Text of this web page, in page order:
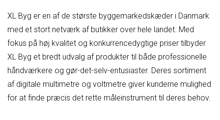
XL Byg er en af de største byggemarkedskæder i Danmark
med et stort netværk af butikker over hele landet. Med
fokus på høj kvalitet og konkurrencedygtige priser tilbyder
XL Byg et bredt udvalg af produkter til både professionelle
håndværkere og gør-det-selv-entusiaster. Deres sortiment
af digitale multimetre og voltmetre giver kunderne mulighed
for at finde præcis det rette måleinstrument til deres behov.